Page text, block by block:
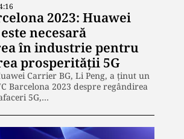
2023: Huawei
necesară
în industrie pentru
prosperității 5G
Carrier BG, Li Peng, a ținut un
Barcelona 2023 despre regândirea
5G,…